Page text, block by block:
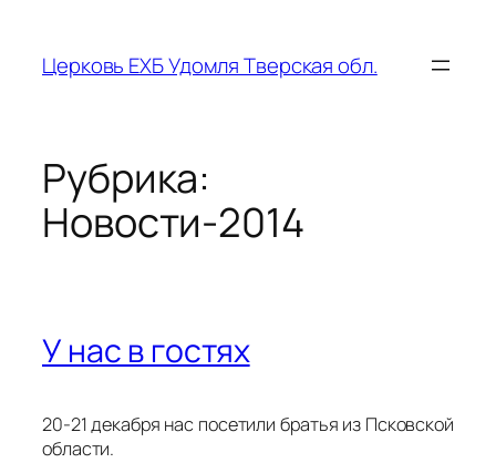
содержимому
Церковь ЕХБ Удомля Тверская обл.
Рубрика:
Новости-2014
У нас в гостях
20-21 декабря нас посетили братья из Псковской
области.